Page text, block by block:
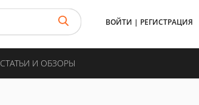
ВОЙТИ | РЕГИСТРАЦИЯ
СТАТЬИ И ОБЗОРЫ